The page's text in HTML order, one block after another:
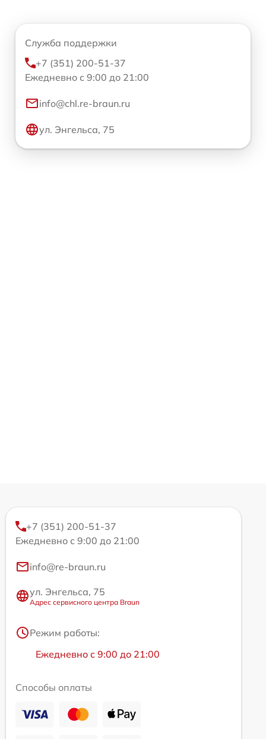
Служба поддержки
+7 (351) 200-51-37
Ежедневно с 9:00 до 21:00
info@chl.re-braun.ru
ул. Энгельса, 75
+7 (351) 200-51-37
Ежедневно с 9:00 до 21:00
info@re-braun.ru
ул. Энгельса, 75
Адрес сервисного центра Braun
Режим работы:
Ежедневно с 9:00 до 21:00
Способы оплаты